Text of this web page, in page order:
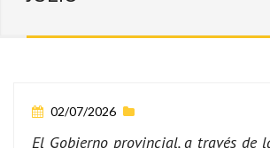
02/07/2026
El Gobierno provincial, a través de